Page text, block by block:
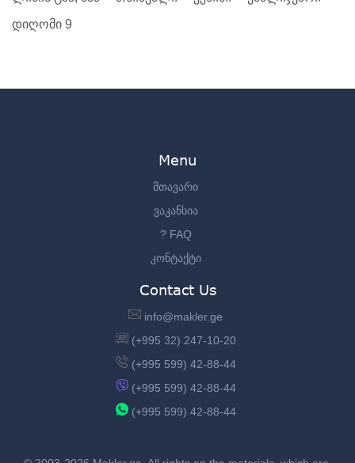
დიღომი 9
Menu
მთავარი
ვაკანსია
? FAQ
კონტაქტი
Contact Us
info@makler.ge
(+995 32) 247-10-20
(+995 599) 42-88-44
(+995 599) 42-88-44
(+995 599) 42-88-44